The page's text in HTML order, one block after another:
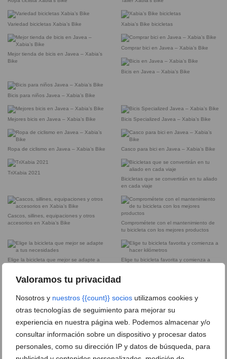
Valoramos tu privacidad
Nosotros y nuestros {{count}} socios utilizamos cookies y
otras tecnologías de seguimiento para mejorar su
experiencia en nuestra página web. Podemos almacenar y/o
consultar información sobre un dispositivo y procesar datos
personales, como su dirección IP y datos de búsqueda, para
Variedad bicicletas Xabia’s Bike Xabia’s Bike bicicletas
Mejor tienda de bicis en Javea – Xabia’s
Bike
Comprar bici en Javea – Xabia’s Bike
Bicis en Javea – Xabia’s Bike
Bicis para niños Javea – Xabia’s Bike
Mejores bicis en Javea – Xabia’s Bike Bicis Specialized Javea – Xabia’s Bike
Ropa de ciclismo en Javea – Xabia’s Bike Casco para bici en Javea – Xabia’s Bike
TriXabia 2021
Bicicletas que se convertirán en tu aliado
en cada viaje
Cascos, sillines, equipaciones y otros
accesorios en Xabia’s Bike
Comprométete con el mantenimiento de
tu bicicleta con los mejores productos
Elige la bicicleta que mejor se adapte a
Elige tu bicicleta favorita y comienza a
Elige Xabia’s Bile para productos de
Equipación para practicar tu deporte
Tienda de Xabia’s Bike en Jávea